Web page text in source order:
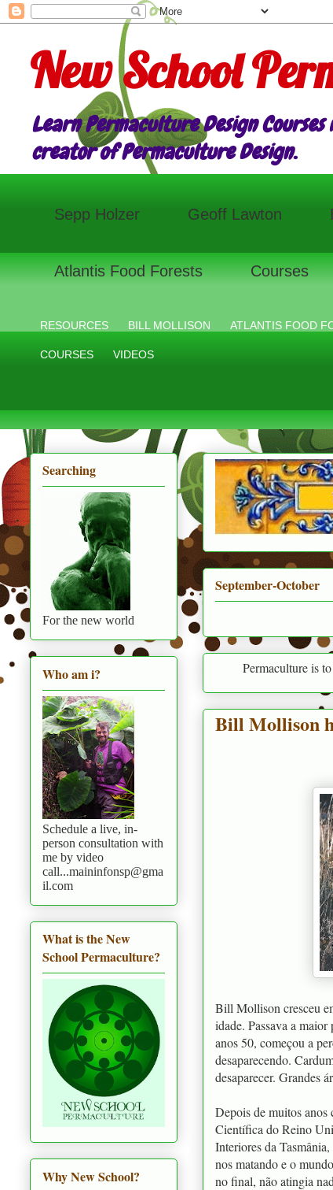
New School
Learn Permaculture Design
creator of Permaculture Design.
Sepp Holzer Geoff Lawton
Atlantis Food Forests Courses
RESOURCES BILL MOLLISON ATLANTIS FOOD
COURSES VIDEOS
September-October
Permaculture is to live in
Bill Mollison
Bill Mollison cresceu
idade. Passava a
anos 50, começou a
desaparecendo.
desaparecer. Grandes
Depois de muitos anos
Científica do Reino
Interiores da
nos matando e o
no final, não atingia
Searching
For the new world
Who am i?
Schedule a live, in-
person consultation with
me by video
call...maininfonsp@gma
il.com
What is the New
School Permaculture?
Why New School?